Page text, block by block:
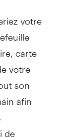
votre
carte
votre
son
afin
de